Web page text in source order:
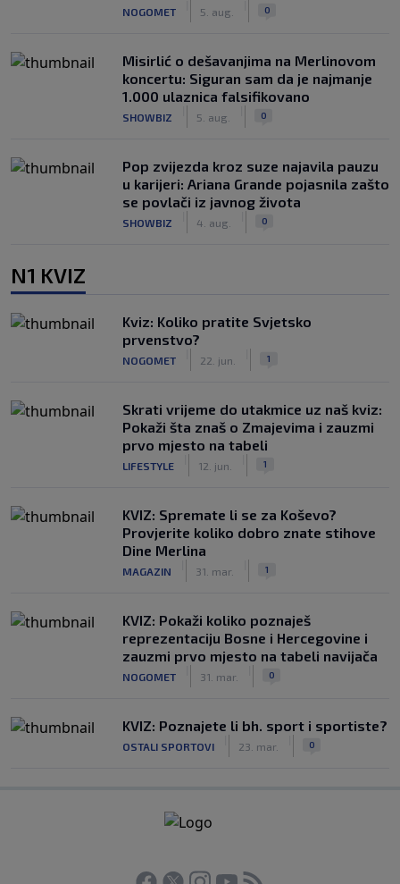
NOGOMET 5. aug. 0
Misirlić o dešavanjima na Merlinovom
koncertu: Siguran sam da je najmanje
1.000 ulaznica falsifikovano
SHOWBIZ 5. aug. 0
Pop zvijezda kroz suze najavila pauzu
u karijeri: Ariana Grande pojasnila zašto
se povlači iz javnog života
SHOWBIZ 4. aug. 0
N1 KVIZ
Kviz: Koliko pratite Svjetsko
prvenstvo?
NOGOMET 22. jun. 1
Skrati vrijeme do utakmice uz naš kviz:
Pokaži šta znaš o Zmajevima i zauzmi
prvo mjesto na tabeli
LIFESTYLE 12. jun. 1
KVIZ: Spremate li se za Koševo?
Provjerite koliko dobro znate stihove
Dine Merlina
MAGAZIN 31. mar. 1
KVIZ: Pokaži koliko poznaješ
reprezentaciju Bosne i Hercegovine i
zauzmi prvo mjesto na tabeli navijača
NOGOMET 31. mar. 0
KVIZ: Poznajete li bh. sport i sportiste?
OSTALI SPORTOVI 23. mar. 0